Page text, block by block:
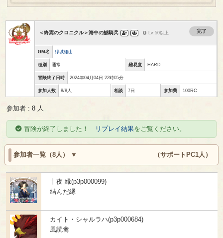
＜終焉のクロニクル＞海中の鯱騎兵 Lv:50以上 完了
GM名 緑城雄山
種別 通常 難易度 HARD
冒険終了日時 2024年04月04日 22時05分
参加人数 8/8人 相談 7日 参加費 100RC
参加者 : 8 人
冒険が終了しました！ リプレイ結果をご覧ください。
（サポートPC1人）
参加者一覧（8人）
十夜 縁(p3p000099)
結んだ縁
カイト・シャルラハ(p3p000684)
風読禽